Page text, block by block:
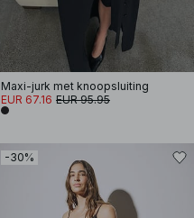
Maxi-jurk met knoopsluiting
EUR 67.16 EUR 95.95
-30%